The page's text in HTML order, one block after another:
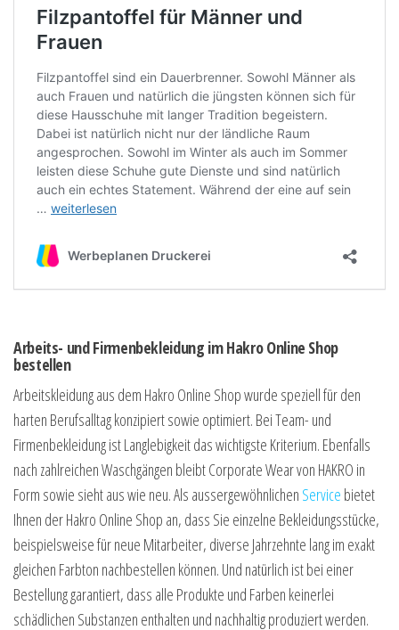
Arbeits- und Firmenbekleidung im Hakro Online Shop
bestellen
Arbeitskleidung aus dem Hakro Online Shop wurde speziell für den
harten Berufsalltag konzipiert sowie optimiert. Bei Team- und
Firmenbekleidung ist Langlebigkeit das wichtigste Kriterium. Ebenfalls
nach zahlreichen Waschgängen bleibt Corporate Wear von HAKRO in
Form sowie sieht aus wie neu. Als aussergewöhnlichen Service bietet
Ihnen der Hakro Online Shop an, dass Sie einzelne Bekleidungsstücke,
beispielsweise für neue Mitarbeiter, diverse Jahrzehnte lang im exakt
gleichen Farbton nachbestellen können. Und natürlich ist bei einer
Bestellung garantiert, dass alle Produkte und Farben keinerlei
schädlichen Substanzen enthalten und nachhaltig produziert werden.